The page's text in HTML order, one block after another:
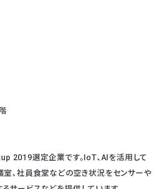
2019選定企業です。IoT、AIを活用して
室、社員食堂などの空き状況をセンサーや